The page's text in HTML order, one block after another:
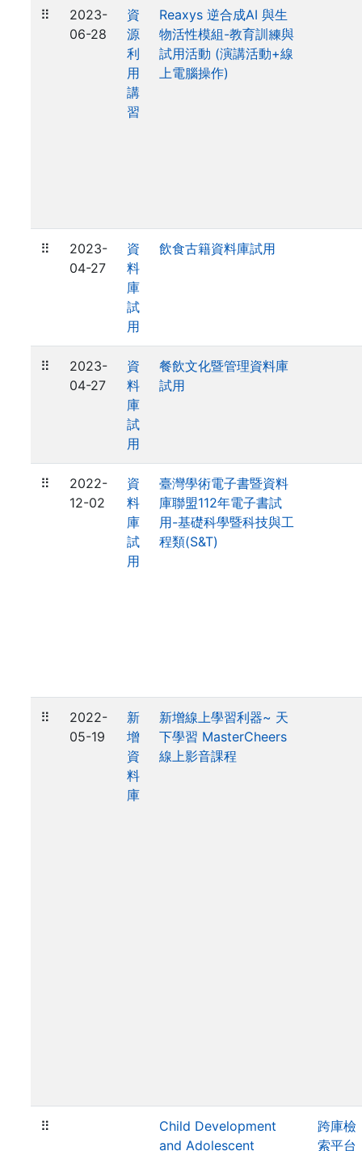
⠿
2023-
06-28
資
源
利
用
講
習
Reaxys 逆合成AI 與生
物活性模組-教育訓練與
試用活動 (演講活動+線
上電腦操作)
⠿
2023-
04-27
資
料
庫
試
用
飲食古籍資料庫試用
⠿
2023-
04-27
資
料
庫
試
用
餐飲文化暨管理資料庫
試用
⠿
2022-
12-02
資
料
庫
試
用
臺灣學術電子書暨資料
庫聯盟112年電子書試
用-基礎科學暨科技與工
程類(S&T)
⠿
2022-
05-19
新
增
資
料
庫
新增線上學習利器~ 天
下學習 MasterCheers
線上影音課程
⠿
Child Development
and Adolescent
跨庫檢
索平台